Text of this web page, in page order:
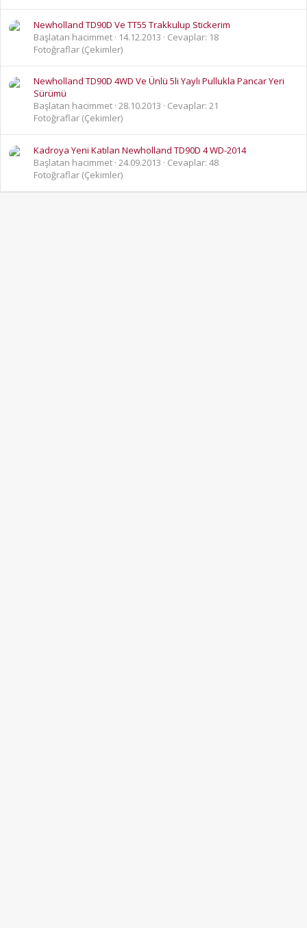
Newholland TD90D Ve TT55 Trakkulup Stickerim
Başlatan hacimmet
14.12.2013
Cevaplar: 18
Fotoğraflar (Çekimler)
Newholland TD90D 4WD Ve Ünlü 5li Yaylı Pullukla Pancar Yeri
Sürümü
Başlatan hacimmet 28.10.2013
Cevaplar: 21
Fotoğraflar (Çekimler)
Kadroya Yeni Katılan Newholland TD90D 4 WD-2014
Başlatan hacimmet 24.09.2013
Cevaplar: 48
Fotoğraflar (Çekimler)